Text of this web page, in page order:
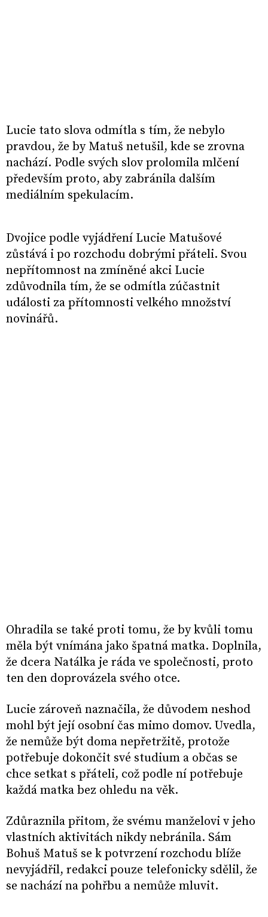
Lucie tato slova odmítla s tím, že nebylo
pravdou, že by Matuš netušil, kde se zrovna
nachází. Podle svých slov prolomila mlčení
především proto, aby zabránila dalším
mediálním spekulacím.
Dvojice podle vyjádření Lucie Matušové
zůstává i po rozchodu dobrými přáteli. Svou
nepřítomnost na zmíněné akci Lucie
zdůvodnila tím, že se odmítla zúčastnit
události za přítomnosti velkého množství
novinářů.
Ohradila se také proti tomu, že by kvůli tomu
měla být vnímána jako špatná matka. Doplnila,
že dcera Natálka je ráda ve společnosti, proto
ten den doprovázela svého otce.
Lucie zároveň naznačila, že důvodem neshod
mohl být její osobní čas mimo domov. Uvedla,
že nemůže být doma nepřetržitě, protože
potřebuje dokončit své studium a občas se
chce setkat s přáteli, což podle ní potřebuje
každá matka bez ohledu na věk.
Zdůraznila přitom, že svému manželovi v jeho
vlastních aktivitách nikdy nebránila. Sám
Bohuš Matuš se k potvrzení rozchodu blíže
nevyjádřil, redakci pouze telefonicky sdělil, že
se nachází na pohřbu a nemůže mluvit.